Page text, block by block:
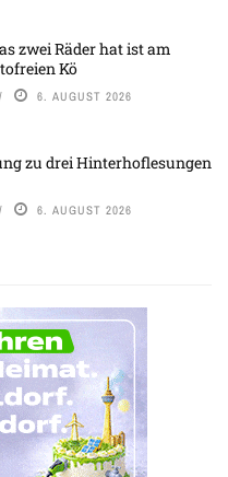
zwei Räder hat ist am
Kö
6. AUGUST 2026
zu drei Hinterhoflesungen
6. AUGUST 2026